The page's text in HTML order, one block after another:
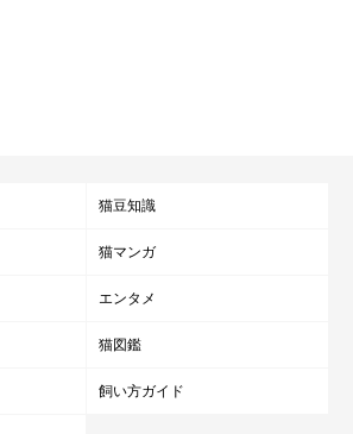
猫豆知識
猫マンガ
エンタメ
猫図鑑
飼い方ガイド